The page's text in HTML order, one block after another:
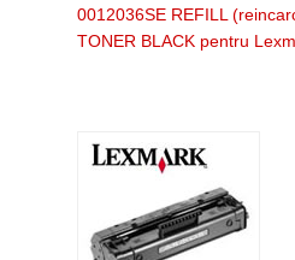
0012036SE REFILL
TONER BLACK pentru